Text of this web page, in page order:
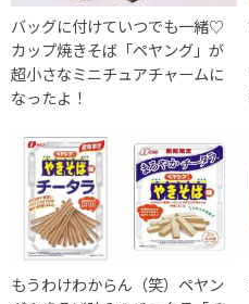
バッグに付けていつでも一緒♡
カップ焼きそば「ペヤング」が
超小さなミニチュアチャームに
なったよ！
もうわけわからん（笑）ペヤン